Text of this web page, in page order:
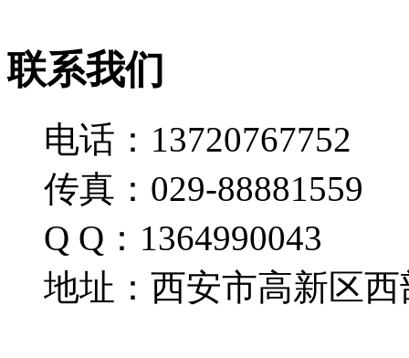
联系我们
电话：13720767752
传真：029-88881559
Q Q：1364990043
地址：西安市高新区西